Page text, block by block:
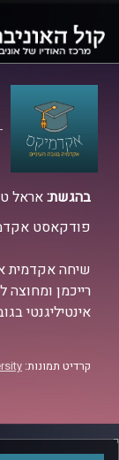
בהגשת:אראל
פודקאסט
שיחה אקדמית
רייכמן
אינטיליגנטי
קרדיט תמונות: